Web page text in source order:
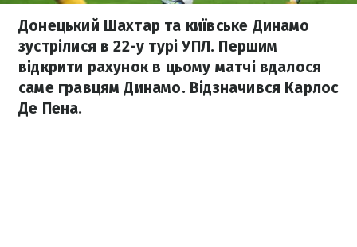
Донецький Шахтар та київське Динамо
зустрілися в 22-у турі УПЛ. Першим
відкрити рахунок в цьому матчі вдалося
саме гравцям Динамо. Відзначився Карлос
Де Пена.